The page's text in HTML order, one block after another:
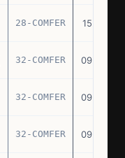
28-COMFER 15.07.76
32-COMFER 09.09.76
32-COMFER 09.09.76
32-COMFER 09.09.76